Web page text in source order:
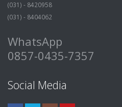
(031) - 8420958
(031) - 8404062
WhatsApp
0857-0435-7357
Social Media